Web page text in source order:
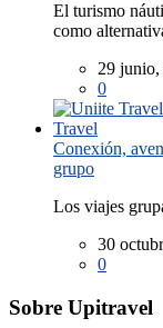
El turismo
como
29
0
Conexión,
grupo
Los viajes
30
0
Sobre Upitravel